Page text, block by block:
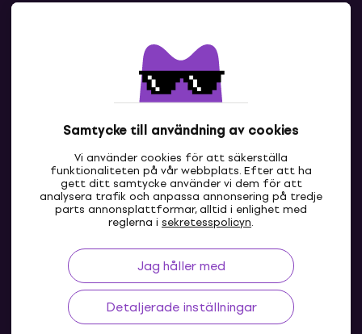
Samtycke till användning av cookies
Vi använder cookies för att säkerställa
funktionaliteten på vår webbplats. Efter att ha
gett ditt samtycke använder vi dem för att
analysera trafik och anpassa annonsering på tredje
parts annonsplattformar, alltid i enlighet med
reglerna i sekretesspolicyn.
Jag håller med
Detaljerade inställningar
Kontakta oss
SE